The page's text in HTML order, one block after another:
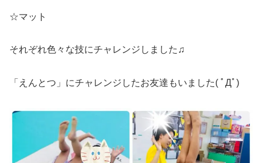
☆マット
それぞれ色々な技にチャレンジしました♫
「えんとつ」にチャレンジしたお友達もいました( ﾟДﾟ)